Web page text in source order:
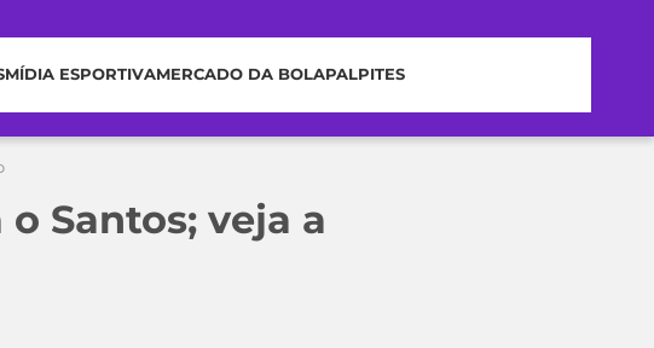
MÍDIA ESPORTIVAMERCADO DA BOLAPALPITES
Santos; veja a